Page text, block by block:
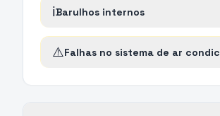
ℹ️Barulhos internos
⚠️Falhas no sistema de ar